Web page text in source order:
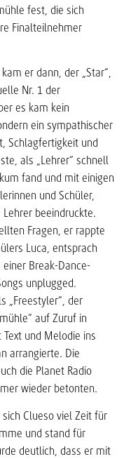
fest, die sich
Finalteilnehmer
er dann, der „Star“,
Nr. 1 der
es kam kein
ein sympathischer
Schlagfertigkeit und
als „Lehrer“ schnell
fand und mit einigen
und Schüler,
beeindruckte.
Fragen, er rappte
Luca, entsprach
Break-Dance-
unplugged.
„Freestyler“, der
auf Zuruf in
und Melodie ins
arrangierte. Die
die Planet Radio
wieder betonten.
Clueso viel Zeit für
und stand für
deutlich, dass er mit